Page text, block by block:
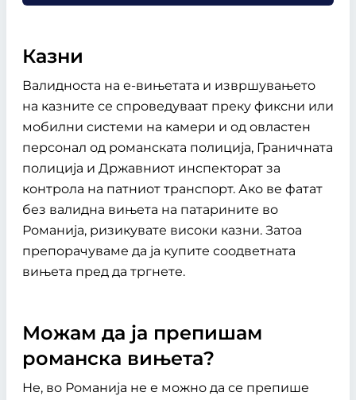
Казни
Валидноста на е-вињетата и извршувањето
на казните се спроведуваат преку фиксни или
мобилни системи на камери и од овластен
персонал од романската полиција, Граничната
полиција и Државниот инспекторат за
контрола на патниот транспорт. Ако ве фатат
без валидна вињета на патарините во
Романија, ризикувате високи казни. Затоа
препорачуваме да ја купите соодветната
вињета пред да тргнете.
Можам да ја препишам
романска вињета?
Не, во Романија не е можно да се препише